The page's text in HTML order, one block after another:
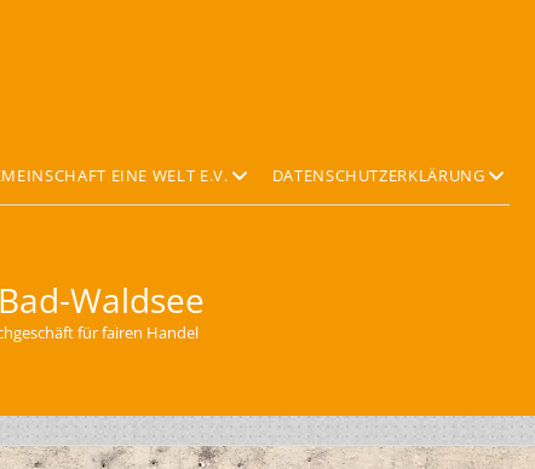
Waldsee
für fairen Handel
EINE WELT E.V. Offene
Down-
DATENSCHUTZERKLÄRUNG Offene
Down-